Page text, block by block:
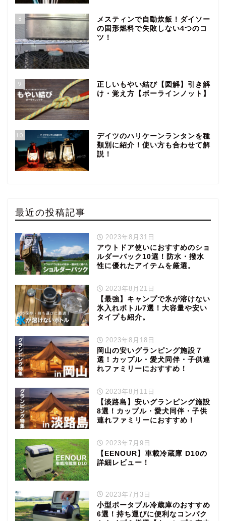
8
メスティンで自動炊飯！ダイソー
の固形燃料で失敗しない4つのコ
ツ！
9
正しいもやい結び【図解】引き解
け・覚え方【ボーラインノット】
10
デイツのハリケーンランタンを種
類別に紹介！使い方も合わせて解
説！
最近の投稿記事
2023年8月31日
アウトドア使いにおすすめのショ
ルダーバック10選！防水・撥水
性に優れたアイテムを厳選。
2023年8月21日
【最強】キャンプで氷が溶けない
氷入れボトル7選！大容量や安い
タイプも紹介。
2023年8月18日
岡山の安いグランピング施設７
選！カップル・愛犬同伴・子供連
れファミリーにおすすめ！
2023年8月11日
【淡路島】安いグランピング施設
8選！カップル・愛犬同伴・子供
連れファミリーにおすすめ！
2023年7月9日
【EENOUR】車載冷蔵庫 D10の
詳細レビュー！
2023年7月3日
小型ポータブル冷蔵庫のおすすめ
6選！持ち運びに便利なコンパク